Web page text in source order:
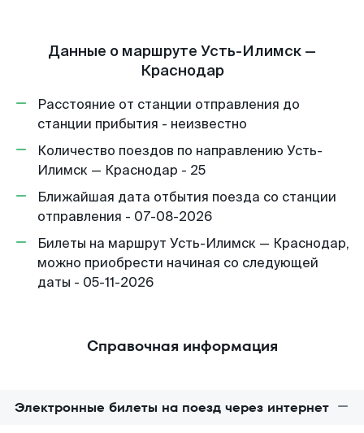
Данные о маршруте Усть-Илимск —
Краснодар
Расстояние от станции отправления до
станции прибытия - неизвестно
Количество поездов по направлению Усть-
Илимск — Краснодар - 25
Ближайшая дата отбытия поезда со станции
отправления - 07-08-2026
Билеты на маршрут Усть-Илимск — Краснодар,
можно приобрести начиная со следующей
даты - 05-11-2026
Справочная информация
Электронные билеты на поезд через интернет